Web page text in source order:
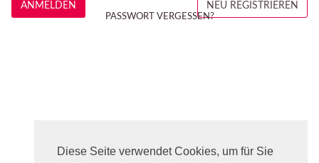
Diese Seite verwendet Cookies, um für Sie
ANMELDEN NEU REGISTRIEREN
PASSWORT VERGESSEN?